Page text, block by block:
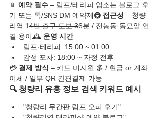
📱 예약 필수 – 림프/테라피 업소는 블로그 후
기 또는 톡/SNS DM 예약제🚇 접근성 – 청량
리역 14번 출구 도보 36분 / 전농동·동묘앞 연
결 용이🕰️ 운영 시간
림프·테라피: 15:00 ~ 01:00
감성 포차: 18:00 ~ 자정 전후
💳 결제 방식 – 카드 미지원 多 / 현금 or 계좌
이체 / 일부 QR 간편결제 가능
🔍 청량리 유흥 정보 검색 키워드 예시
"청량리 무간판 림프 오피 후기"